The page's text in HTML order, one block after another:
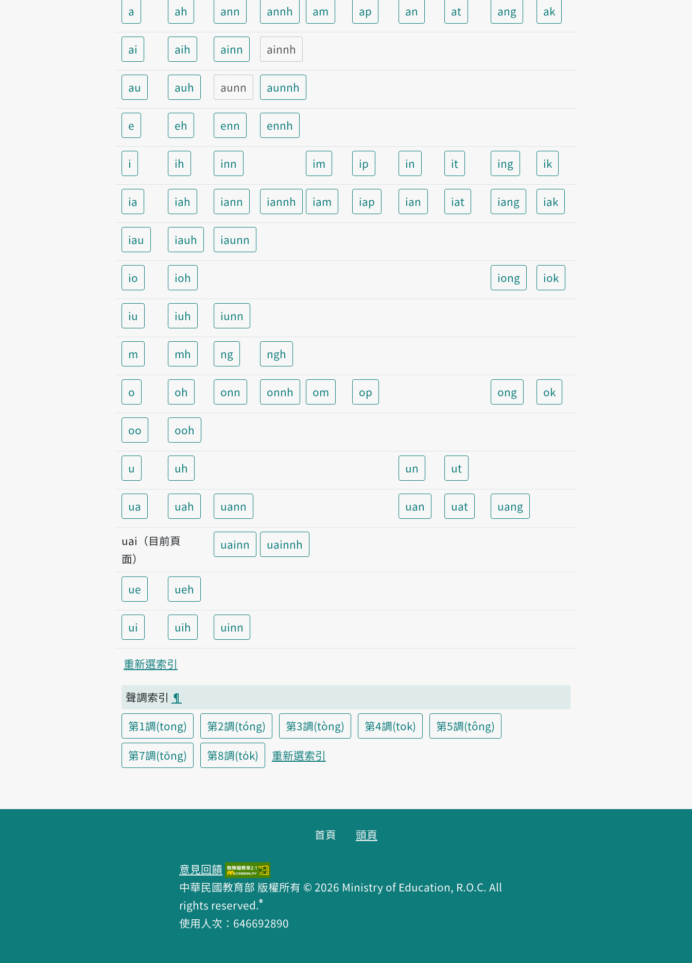
a ah ann annh am ap an at ang ak
ai aih ainn ainnh
au auh aunn aunnh
e eh enn ennh
i ih inn im ip in it ing ik
ia iah iann iannh iam iap ian iat iang iak
iau iauh iaunn
io ioh iong iok
iu iuh iunn
m mh ng ngh
o oh onn onnh om op ong ok
oo ooh
u uh un ut
ua uah uann uan uat uang
uai（目前頁
面）
uainn uainnh
ue ueh
ui uih uinn
重新選索引
聲調索引 ¶
第1調(tong)
第2調(tóng) 第3調(tòng) 第4調(tok)
第5調(tông)
第7調(tōng)
第8調(to̍k) 重新選索引
首頁 頭頁
意見回饋
中華民國教育部 版權所有 © 2026 Ministry of Education, R.O.C. All
rights reserved.®
使用人次：646692890